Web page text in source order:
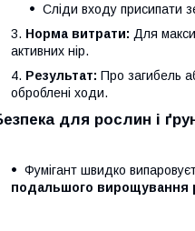
Сліди входу присипати
Норма витрати: Для
активних нір.
Результат: Про загибель
оброблені ходи.
для рослин і
Фумігант швидко
подальшого вирощування